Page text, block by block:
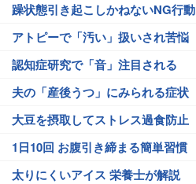
躁状態引き起こしかねないNG行動
アトピーで「汚い」扱いされ苦悩
認知症研究で「音」注目される
夫の「産後うつ」にみられる症状
大豆を摂取してストレス過食防止
1日10回 お腹引き締まる簡単習慣
太りにくいアイス 栄養士が解説